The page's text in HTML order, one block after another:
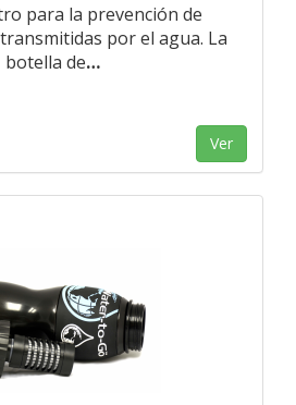
para la prevención de
por el agua. La
botella de…
Ver